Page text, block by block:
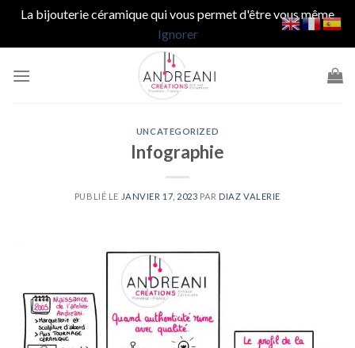
La bijouterie céramique qui vous permet d'être vous même
Ignorer
UNCATEGORIZED
Infographie
PUBLIÉ LE JANVIER 17, 2023 PAR DIAZ VALERIE